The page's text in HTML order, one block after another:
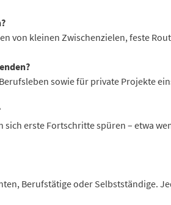
von kleinen Zwischenzielen, feste
sowie für private Projekte
erste Fortschritte spüren – etwa
Berufstätige oder Selbstständige.